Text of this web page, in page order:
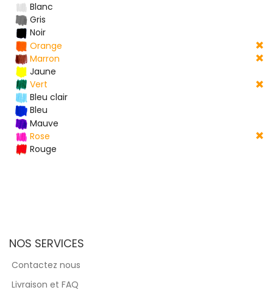
Blanc
Gris
Noir
Orange
Marron
Jaune
Vert
Bleu clair
Bleu
Mauve
Rose
Rouge
NOS SERVICES
Contactez nous
Livraison et FAQ